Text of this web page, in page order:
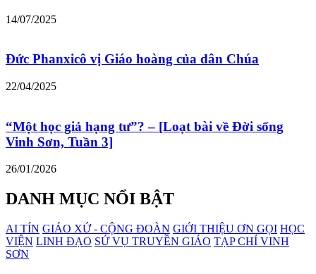
14/07/2025
Đức Phanxicô vị Giáo hoàng của dân Chúa
22/04/2025
“Một học giả hạng tư”? – [Loạt bài về Đời sống
Vinh Sơn, Tuần 3]
26/01/2026
DANH MỤC NỔI BẬT
AI TÍN GIÁO XỨ - CỘNG ĐOÀN GIỚI THIỆU ƠN GỌI HỌC
VIỆN LINH ĐẠO SỨ VỤ TRUYỀN GIÁO TẠP CHÍ VINH
SƠN